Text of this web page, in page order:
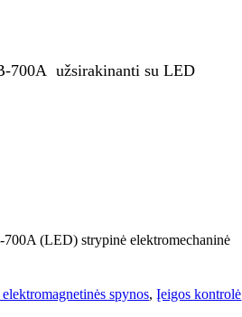
700A užsirakinanti su LED
(LED) strypinė elektromechaninė
spynos,Įeigos kontrolė